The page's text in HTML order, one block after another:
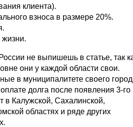
клиента).
взноса в размере 20%.
жизни.
не выпишешь в статье, так
они у каждой области свои.
в муниципалитете своего
долга после появления 3-го
Калужской, Сахалинской,
областях и ряде других